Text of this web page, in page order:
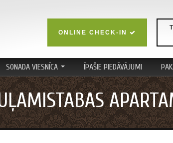
ONLINE CHECK-IN
SONADA VIESNĪCA ... ĪPAŠIE PIEDĀVĀJUMI